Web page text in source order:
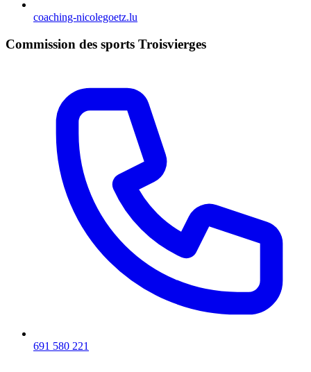
coaching-nicolegoetz.lu
Commission des sports Troisvierges
691 580 221